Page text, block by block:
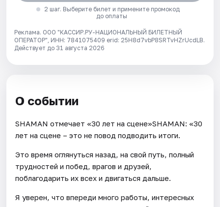
2 шаг. Выберите билет и примените промокод
до оплаты
Реклама. ООО "КАССИР.РУ-НАЦИОНАЛЬНЫЙ БИЛЕТНЫЙ
ОПЕРАТОР", ИНН: 7841075409 erid: 25H8d7vbP8SRTvHZrUcdLB.
Действует до 31 августа 2026
О событии
SHAMAN отмечает «30 лет на сцене»SHAMAN: «30
лет на сцене – это не повод подводить итоги.
Это время оглянуться назад, на свой путь, полный
трудностей и побед, врагов и друзей,
поблагодарить их всех и двигаться дальше.
Я уверен, что впереди много работы, интересных